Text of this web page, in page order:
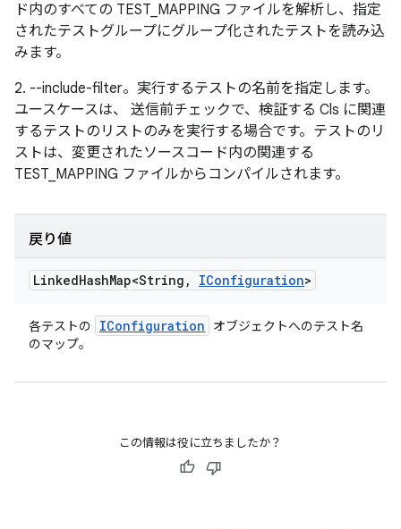
ド内のすべての TEST_MAPPING ファイルを解析し、指定
されたテストグループにグループ化されたテストを読み込
みます。
2. --include-filter。実行するテストの名前を指定します。
ユースケースは、 送信前チェックで、検証する Cls に関連
するテストのリストのみを実行する場合です。テストのリ
ストは、変更されたソースコード内の関連する
TEST_MAPPING ファイルからコンパイルされます。
戻り値
LinkedHashMap<String , IConfiguration>
各テストの IConfiguration
オブジェクトへのテスト名
のマップ。
この情報は役に立ちましたか？